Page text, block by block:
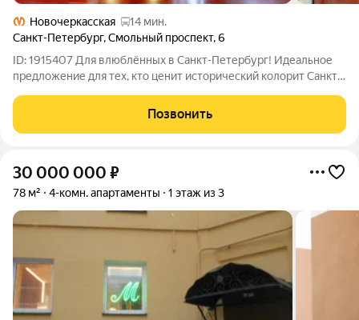
Новочеркасская
14 мин.
Санкт-Петербург,Смольный проспект,6
ID: 1915407 Для влюблённых в Санкт-Петербург! Идеальное
предложение для тех, кто ценит исторический колорит Санкт-
Продаётся уникальная трёхсторонняя четырёхкомнатная
квартира в Санкт-Петербурге
Позвонить
30 000 000 ₽
78 м² 4-комн. апартаменты 1 этаж из 3